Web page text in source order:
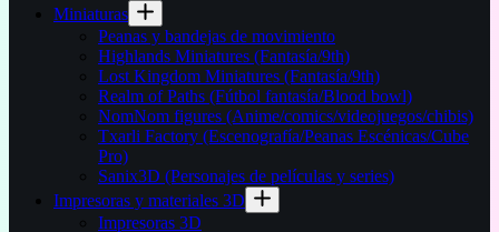
Miniaturas
Peanas y bandejas de movimiento
Highlands Miniatures (Fantasía/9th)
Lost Kingdom Miniatures (Fantasía/9th)
Realm of Paths (Fútbol fantasía/Blood bowl)
NomNom figures (Anime/comics/videojuegos/chibis)
Txarli Factory (Escenografía/Peanas Escénicas/Cube
Pro)
Sanix3D (Personajes de películas y series)
Impresoras y materiales 3D
Impresoras 3D